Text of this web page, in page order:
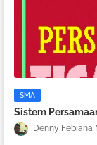
SMA
Sistem
Denny Febiana